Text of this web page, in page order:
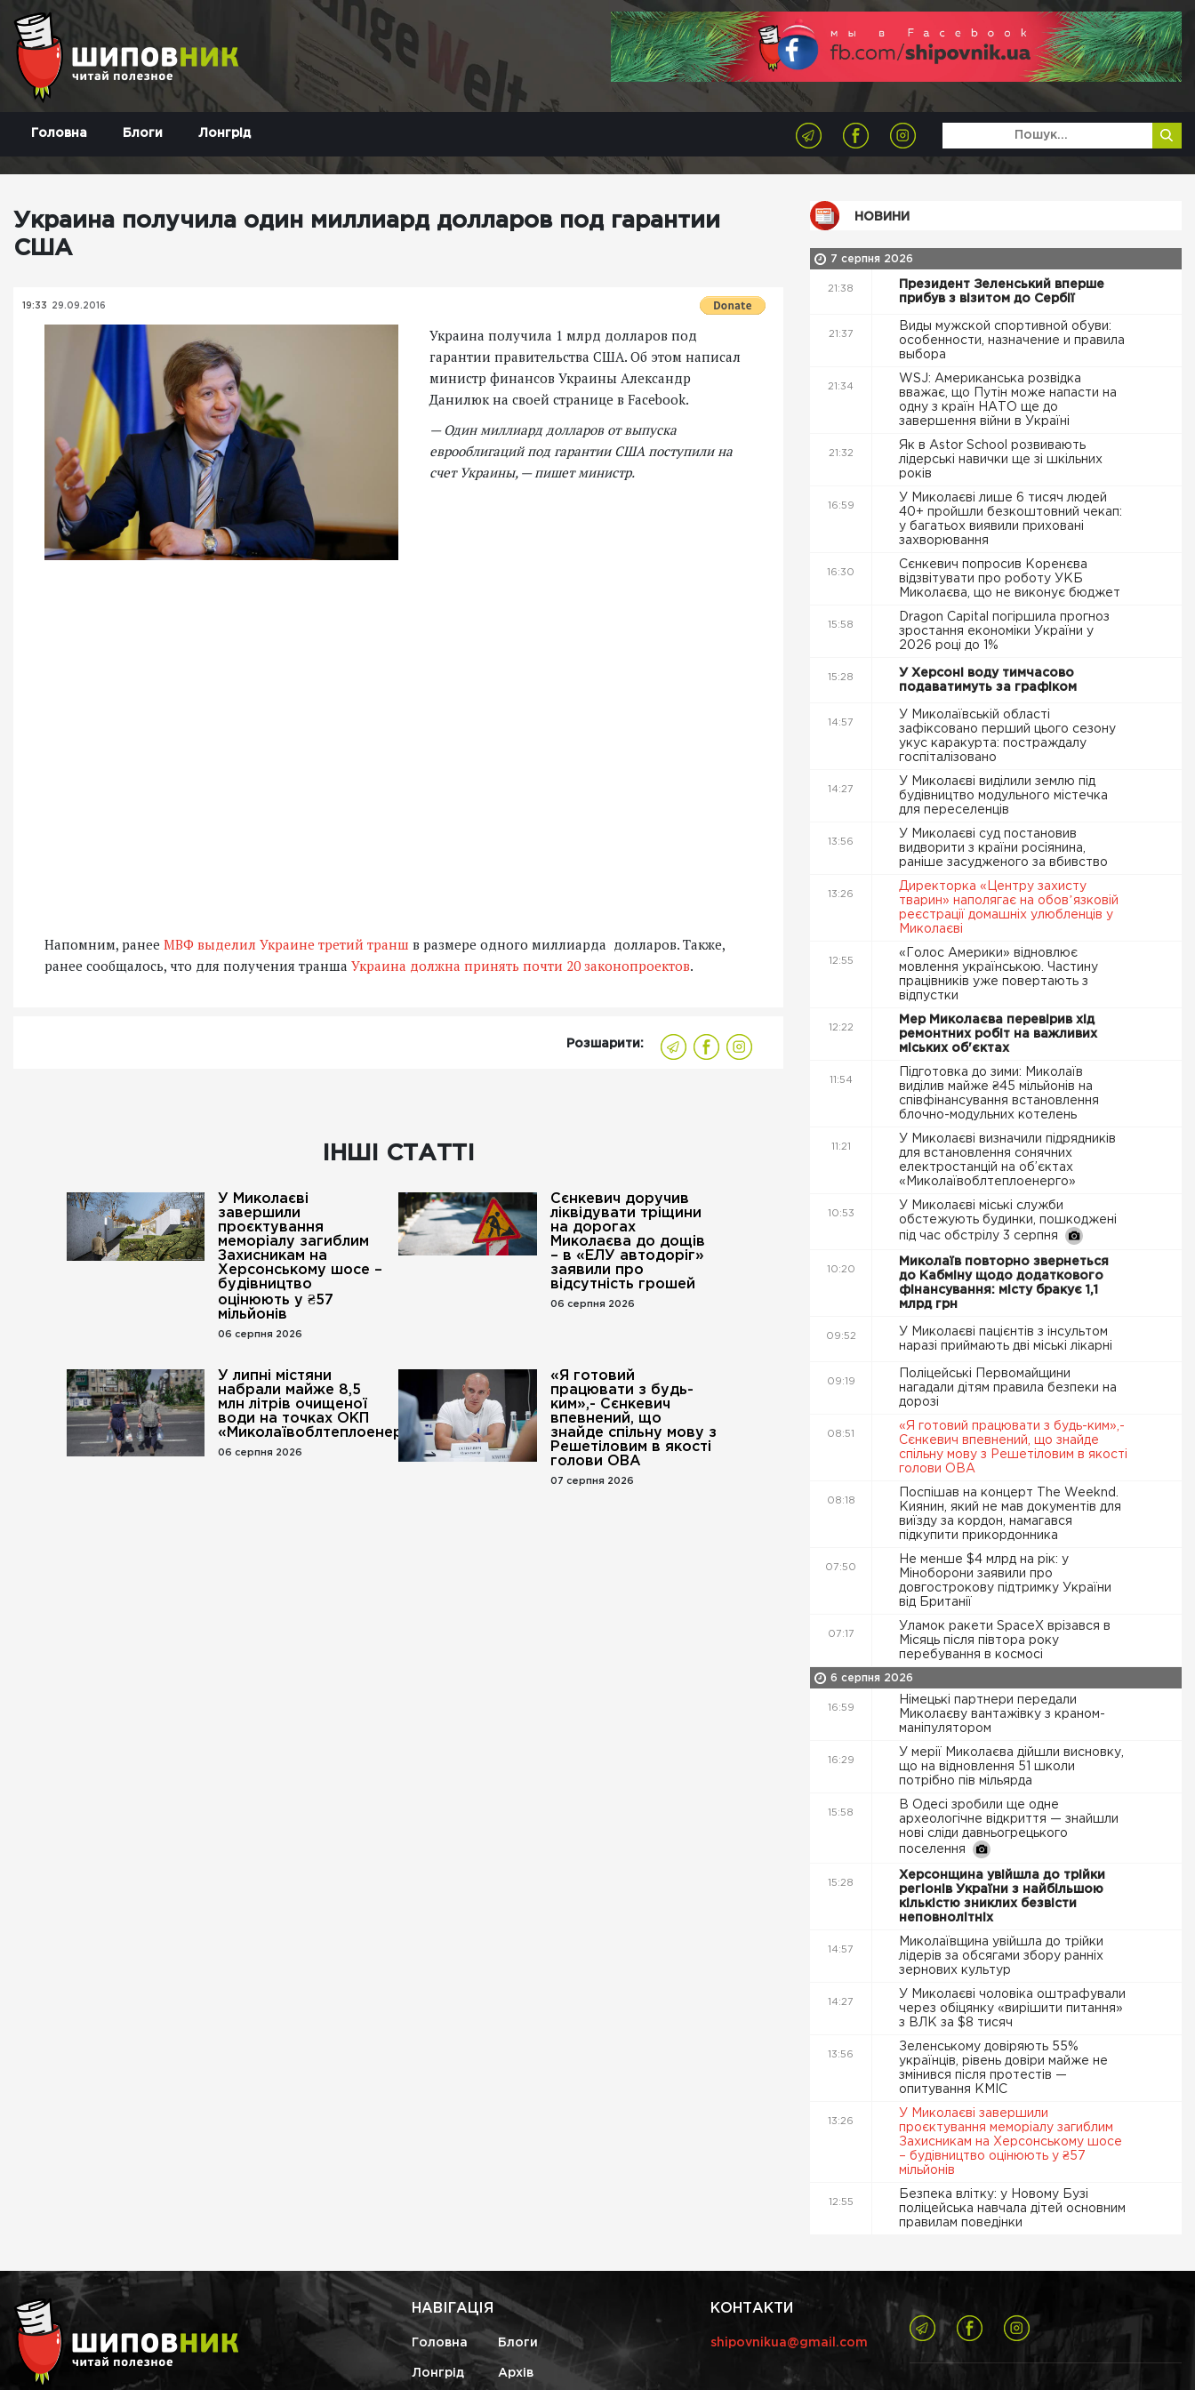
Головна Блоги Лонгрід
Украина получила один миллиард долларов под гарантии
США
19:33 29.09.2016
Украина получила 1 млрд долларов под
гарантии правительства США. Об этом написал
министр финансов Украины Александр
Данилюк на своей странице в Facebook.
— Один миллиард долларов от выпуска
еврооблигаций под гарантии США поступили на
счет Украины, — пишет министр.
Напомним, ранее МВФ выделил Украине третий транш в размере одного миллиарда долларов. Также,
ранее сообщалось, что для получения транша Украина должна принять почти 20 законопроектов.
Розшарити:
ІНШІ СТАТТІ
У Миколаєві
завершили
проєктування
меморіалу загиблим
Захисникам на
Херсонському шосе –
будівництво
оцінюють у ₴57
мільйонів
06 серпня 2026
Сєнкевич доручив
ліквідувати тріщини
на дорогах
Миколаєва до дощів
– в «ЕЛУ автодоріг»
заявили про
відсутність грошей
06 серпня 2026
У липні містяни
набрали майже 8,5
млн літрів очищеної
води на точках ОКП
«Миколаївоблтеплоенерго».
06 серпня 2026
«Я готовий
працювати з будь-
ким»,- Сєнкевич
впевнений, що
знайде спільну мову з
Решетіловим в якості
голови ОВА
07 серпня 2026
НОВИНИ
7 серпня 2026
21:38
Президент Зеленський вперше
прибув з візитом до Сербії
21:37
Виды мужской спортивной обуви:
особенности, назначение и правила
выбора
21:34
WSJ: Американська розвідка
вважає, що Путін може напасти на
одну з країн НАТО ще до
завершення війни в Україні
21:32
Як в Astor School розвивають
лідерські навички ще зі шкільних
років
16:59
У Миколаєві лише 6 тисяч людей
40+ пройшли безкоштовний чекап:
у багатьох виявили приховані
захворювання
16:30
Сєнкевич попросив Коренєва
відзвітувати про роботу УКБ
Миколаєва, що не виконує бюджет
15:58
Dragon Capital погіршила прогноз
зростання економіки України у
2026 році до 1%
15:28
У Херсоні воду тимчасово
подаватимуть за графіком
14:57
У Миколаївській області
зафіксовано перший цього сезону
укус каракурта: постраждалу
госпіталізовано
14:27
У Миколаєві виділили землю під
будівництво модульного містечка
для переселенців
13:56
У Миколаєві суд постановив
видворити з країни росіянина,
раніше засудженого за вбивство
13:26
Директорка «Центру захисту
тварин» наполягає на обовʼязковій
реєстрації домашніх улюбленців у
Миколаєві
12:55
«Голос Америки» відновлює
мовлення українською. Частину
працівників уже повертають з
відпустки
12:22
Мер Миколаєва перевірив хід
ремонтних робіт на важливих
міських об'єктах
11:54
Підготовка до зими: Миколаїв
виділив майже ₴45 мільйонів на
співфінансування встановлення
блочно-модульних котелень
11:21
У Миколаєві визначили підрядників
для встановлення сонячних
електростанцій на об’єктах
«Миколаївоблтеплоенерго»
10:53
У Миколаєві міські служби
обстежують будинки, пошкоджені
під час обстрілу 3 серпня
10:20
Миколаїв повторно звернеться
до Кабміну щодо додаткового
фінансування: місту бракує 1,1
млрд грн
09:52
У Миколаєві пацієнтів з інсультом
наразі приймають дві міські лікарні
09:19
Поліцейські Первомайщини
нагадали дітям правила безпеки на
дорозі
08:51
«Я готовий працювати з будь-ким»,-
Сєнкевич впевнений, що знайде
спільну мову з Решетіловим в якості
голови ОВА
08:18
Поспішав на концерт The Weeknd.
Киянин, який не мав документів для
виїзду за кордон, намагався
підкупити прикордонника
07:50
Не менше $4 млрд на рік: у
Міноборони заявили про
довгострокову підтримку України
від Британії
07:17
Уламок ракети SpaceX врізався в
Місяць після півтора року
перебування в космосі
6 серпня 2026
16:59
Німецькі партнери передали
Миколаєву вантажівку з краном-
маніпулятором
16:29
У мерії Миколаєва дійшли висновку,
що на відновлення 51 школи
потрібно пів мільярда
15:58
В Одесі зробили ще одне
археологічне відкриття — знайшли
нові сліди давньогрецького
поселення
15:28
Херсонщина увійшла до трійки
регіонів України з найбільшою
кількістю зниклих безвісти
неповнолітніх
14:57
Миколаївщина увійшла до трійки
лідерів за обсягами збору ранніх
зернових культур
14:27
У Миколаєві чоловіка оштрафували
через обіцянку «вирішити питання»
з ВЛК за $8 тисяч
13:56
Зеленському довіряють 55%
українців, рівень довіри майже не
змінився після протестів —
опитування КМІС
13:26
У Миколаєві завершили
проєктування меморіалу загиблим
Захисникам на Херсонському шосе
– будівництво оцінюють у ₴57
мільйонів
12:55
Безпека влітку: у Новому Бузі
поліцейська навчала дітей основним
правилам поведінки
НАВІГАЦІЯ
Головна Блоги
Лонгрід Архів
КОНТАКТИ
shipovnikua@gmail.com